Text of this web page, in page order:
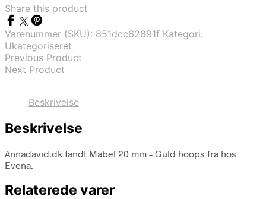
Share this product
Varenummer (SKU): 851dcc62891f Kategori:
Ukategoriseret
Previous Product
Next Product
Beskrivelse
Beskrivelse
Annadavid.dk fandt Mabel 20 mm – Guld hoops fra hos
Evena.
Relaterede varer